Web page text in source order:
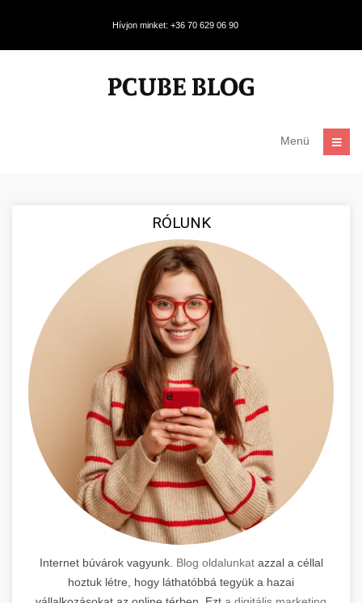
Hívjon minket: +36 70 629 06 90
Menü
RÓLUNK
Internet búvárok vagyunk. Blog oldalunkatazzal a céllal
hoztuk létre, hogy láthatóbbá tegyük a hazai